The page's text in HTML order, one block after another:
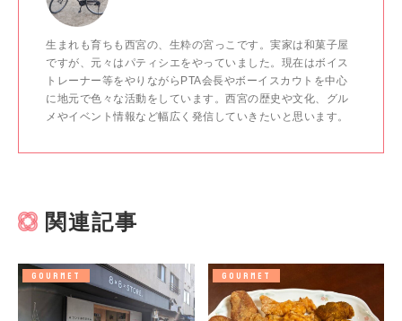
生まれも育ちも西宮の、生粋の宮っこです。実家は和菓子屋
ですが、元々はパティシエをやっていました。現在はボイス
トレーナー等をやりながらPTA会長やボーイスカウトを中心
に地元で色々な活動をしています。西宮の歴史や文化、グル
メやイベント情報など幅広く発信していきたいと思います。
関連記事
GOURMET GOURMET